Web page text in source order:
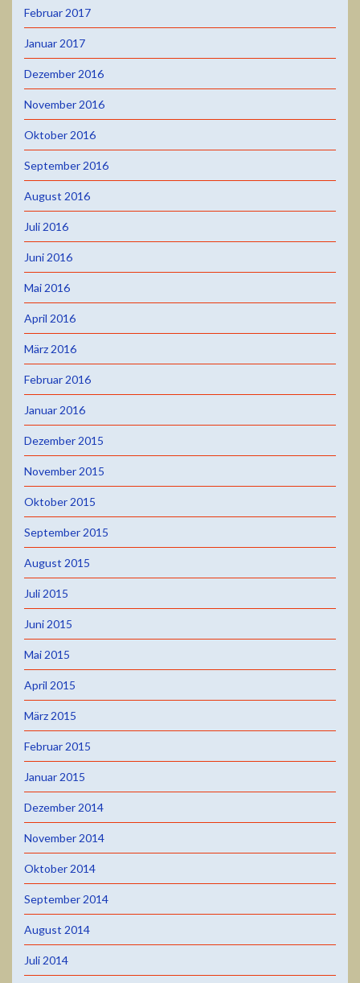
Februar 2017
Januar 2017
Dezember 2016
November 2016
Oktober 2016
September 2016
August 2016
Juli 2016
Juni 2016
Mai 2016
April 2016
März 2016
Februar 2016
Januar 2016
Dezember 2015
November 2015
Oktober 2015
September 2015
August 2015
Juli 2015
Juni 2015
Mai 2015
April 2015
März 2015
Februar 2015
Januar 2015
Dezember 2014
November 2014
Oktober 2014
September 2014
August 2014
Juli 2014